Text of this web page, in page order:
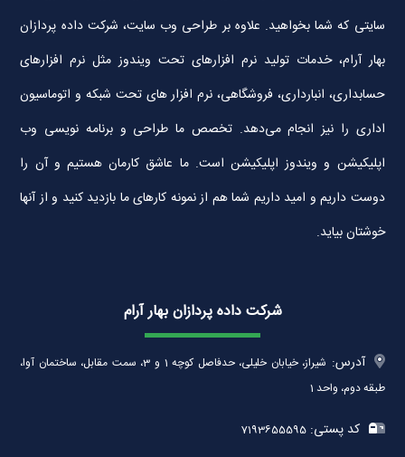
سایتی که شما بخواهید. علاوه بر طراحی وب سایت، شرکت داده پردازان
بهار آرام، خدمات تولید نرم افزارهای تحت ویندوز مثل نرم افزارهای
حسابداری، انبارداری، فروشگاهی، نرم افزار های تحت شبکه و اتوماسیون
اداری را نیز انجام می‌دهد. تخصص ما طراحی و برنامه نویسی وب
اپلیکیشن و ویندوز اپلیکیشن است. ما عاشق کارمان هستیم و آن را
دوست داریم و امید داریم شما هم از نمونه کارهای ما بازدید کنید و از آنها
خوشتان بیاید.
شرکت داده پردازان بهار آرام
آدرس:
شیراز، خیابان خلیلی، حدفاصل کوچه 1 و 3، سمت مقابل، ساختمان آوا،
طبقه دوم، واحد 1
کد پستی:7193655595